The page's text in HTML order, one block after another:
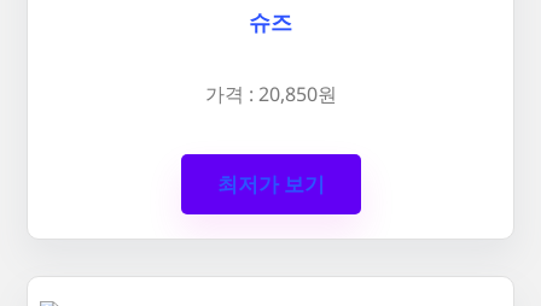
슈즈
가격 : 20,850원
최저가 보기